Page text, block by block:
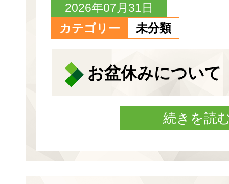
2026年07月31日
カテゴリー
未分類
お盆休みについて
続きを読